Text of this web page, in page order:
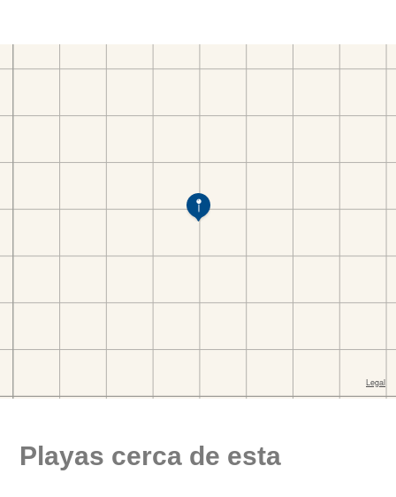
Playas cerca de esta